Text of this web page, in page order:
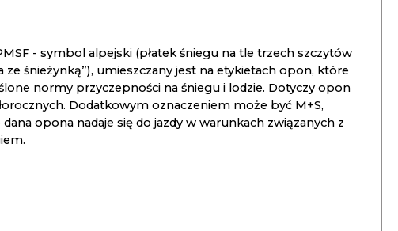
- symbol alpejski (płatek śniegu na tle trzech szczytów
ze śnieżynką”), umieszczany jest na etykietach opon, które
normy przyczepności na śniegu i lodzie. Dotyczy opon
Dodatkowym oznaczeniem może być M+S,
dana opona nadaje się do jazdy w warunkach związanych z